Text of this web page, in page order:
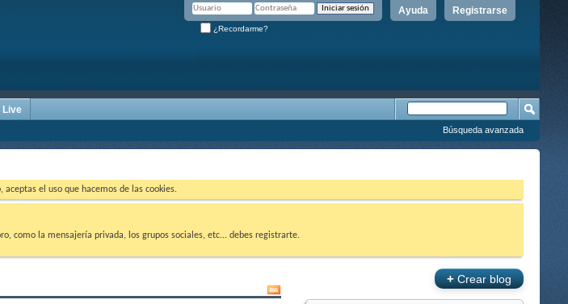
Registrarse
Ayuda
¿Recordarme?
Live
Búsqueda avanzada
el uso que hacemos de las cookies.
como la mensajería privada, los grupos sociales, etc... debes registrarte.
+Crear blog